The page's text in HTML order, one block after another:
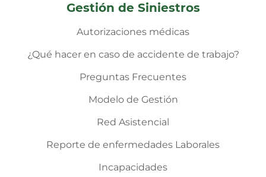
Gestión de Siniestros
Autorizaciones médicas
¿Qué hacer en caso de accidente de trabajo?
Preguntas Frecuentes
Modelo de Gestión
Red Asistencial
Reporte de enfermedades Laborales
Incapacidades